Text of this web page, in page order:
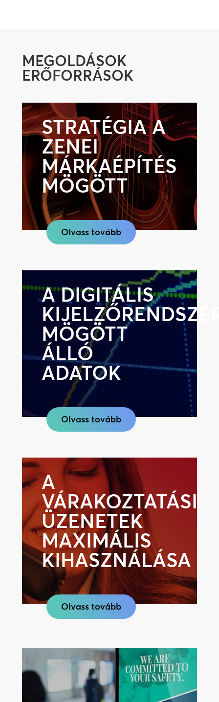
MEGOLDÁSOK
ERŐFORRÁSOK
STRATÉGIA A
ZENEI
MÁRKAÉPÍTÉS
MÖGÖTT
Olvass tovább
A DIGITÁLIS
MÖGÖTT
ÁLLÓ
ADATOK
Olvass tovább
A
VÁRAKOZTATÁSI
ÜZENETEK
MAXIMÁLIS
KIHASZNÁLÁSA
Olvass tovább